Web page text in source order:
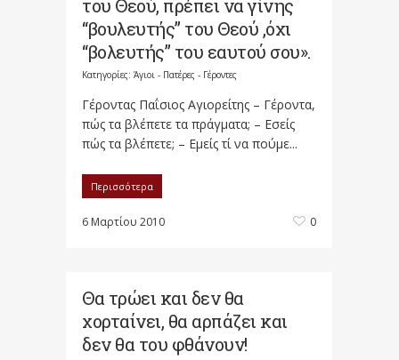
του Θεού, πρέπει να γίνης
“βουλευτής” του Θεού ,όχι
“βολευτής” του εαυτού σου».
Κατηγορίες: Άγιοι - Πατέρες - Γέροντες
Γέροντας Παΐσιος Αγιορείτης – Γέροντα,
πώς τα βλέπετε τα πράγματα; – Εσείς
πώς τα βλέπετε; – Εμείς τί να πούμε...
Περισσότερα
6 Μαρτίου 2010 0
Θα τρώει και δεν θα
χορταίνει, θα αρπάζει και
δεν θα του φθάνουν!